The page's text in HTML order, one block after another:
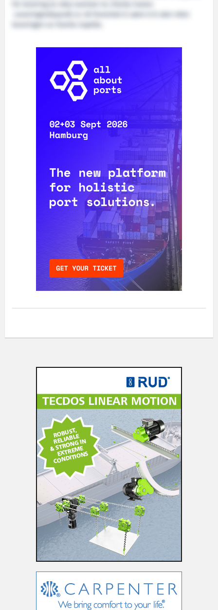
Leveringstidspunkt er nå forventet å være 6-8 uker etter
leveringen av Havila Capella.